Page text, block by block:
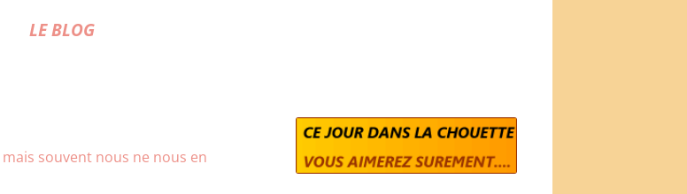
LE BLOG
mais souvent nous ne nous en